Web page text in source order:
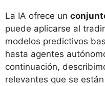
La IA ofrece un
puede aplicarse al
modelos predictivos
hasta agentes
continuación,
relevantes que se